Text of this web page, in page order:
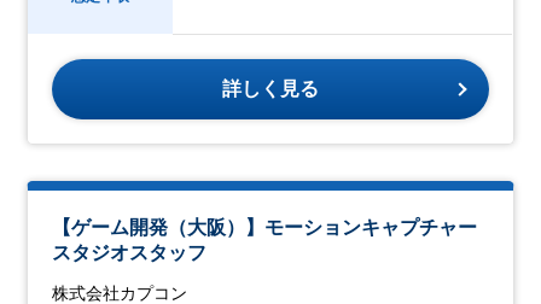
詳しく見る
【ゲーム開発（大阪）】モーションキャプチャー
スタジオスタッフ
株式会社カプコン